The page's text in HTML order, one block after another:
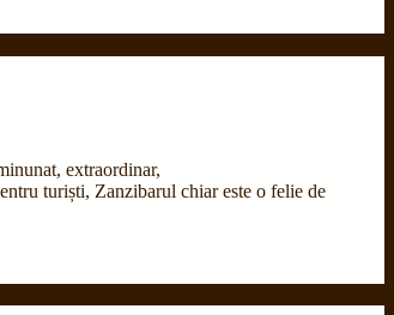
extraordinar,
turiști, Zanzibarul chiar este o felie de